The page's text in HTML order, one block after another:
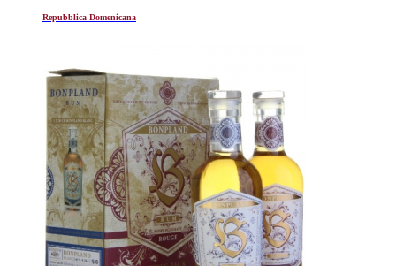
Al momento non disponibile
Repubblica Domenicana